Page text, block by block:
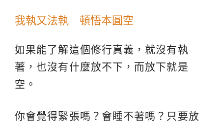
我執又法執 頓悟本圓空
如果能了解這個修行真義，就沒有執
著，也沒有什麼放不下，而放下就是
空。
你會覺得緊張嗎？會睡不著嗎？只要放